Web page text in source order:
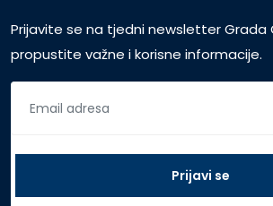
Prijavite se na tjedni newsletter Grada
propustite važne i korisne informacije.